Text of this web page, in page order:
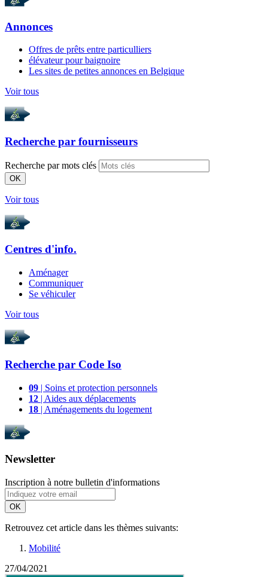
Annonces
Offres de prêts entre particulliers
élévateur pour baignoire
Les sites de petites annonces en Belgique
Voir tous
Recherche par fournisseurs
Recherche par mots clés
OK
Voir tous
Centres d'info.
Aménager
Communiquer
Se véhiculer
Voir tous
Recherche par Code Iso
09 | Soins et protection personnels
12 | Aides aux déplacements
18 | Aménagements du logement
Newsletter
Inscription à notre bulletin d'informations
OK
Retrouvez cet article dans les thèmes suivants:
Mobilité
27/04/2021